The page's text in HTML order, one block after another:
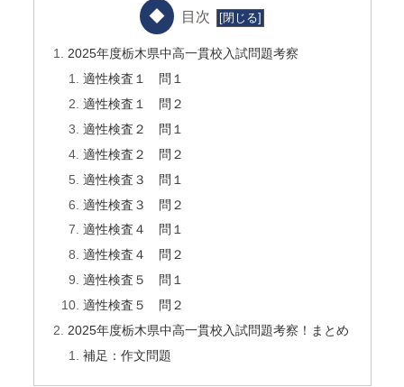
目次
2025年度栃木県中高一貫校入試問題考察
適性検査１ 問１
適性検査１ 問２
適性検査２ 問１
適性検査２ 問２
適性検査３ 問１
適性検査３ 問２
適性検査４ 問１
適性検査４ 問２
適性検査５ 問１
適性検査５ 問２
2025年度栃木県中高一貫校入試問題考察！まとめ
補足：作文問題